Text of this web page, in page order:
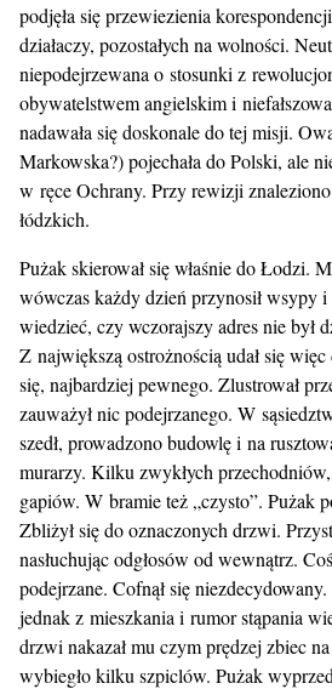
podjęła się przewiezienia
działaczy, pozostałych na wolności.
niepodejrzewana o stosunki z
obywatelstwem angielskim i
nadawała się doskonale do tej misji.
Markowska?) pojechała do Polski, ale
w ręce Ochrany. Przy rewizji
łódzkich.
Pużak skierował się właśnie do Łodzi.
wówczas każdy dzień przynosił wsypy
wiedzieć, czy wczorajszy adres nie był
Z największą ostrożnością udał się
się, najbardziej pewnego. Zlustrował
zauważył nic podejrzanego. W
szedł, prowadzono budowlę i na
murarzy. Kilku zwykłych
gapiów. W bramie też „czysto”. Pużak
Zbliżył się do oznaczonych drzwi.
nasłuchując odgłosów od wewnątrz.
podejrzane. Cofnął się
jednak z mieszkania i rumor stąpania
drzwi nakazał mu czym prędzej zbiec
wybiegło kilku szpiclów. Pużak